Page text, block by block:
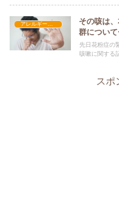
その咳は
群につい
先日花粉症の
咳嗽に関する
スポ